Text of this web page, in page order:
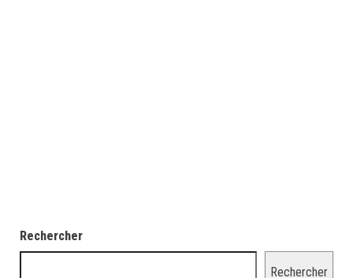
Rechercher
Rechercher